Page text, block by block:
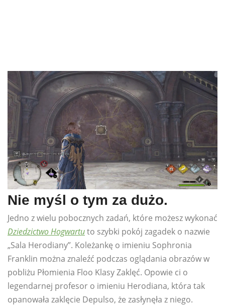
Nie myśl o tym za dużo.
Jedno z wielu pobocznych zadań, które możesz wykonać
Dziedzictwo Hogwartuto szybki pokój zagadek o nazwie
„Sala Herodiany”. Koleżankę o imieniu Sophronia
Franklin można znaleźć podczas oglądania obrazów w
pobliżu Płomienia Floo Klasy Zaklęć. Opowie ci o
legendarnej profesor o imieniu Herodiana, która tak
opanowała zaklęcie Depulso, że zasłynęła z niego.